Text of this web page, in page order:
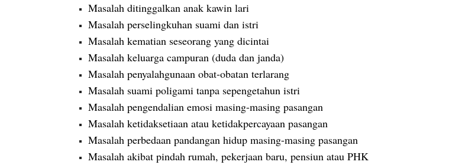
Masalah ditinggalkan anak kawin lari
Masalah perselingkuhan suami dan istri
Masalah kematian seseorang yang dicintai
Masalah keluarga campuran (duda dan janda)
Masalah penyalahgunaan obat-obatan terlarang
Masalah suami poligami tanpa sepengetahun istri
Masalah pengendalian emosi masing-masing pasangan
Masalah ketidaksetiaan atau ketidakpercayaan pasangan
Masalah perbedaan pandangan hidup masing-masing pasangan
Masalah akibat pindah rumah, pekerjaan baru, pensiun atau PHK